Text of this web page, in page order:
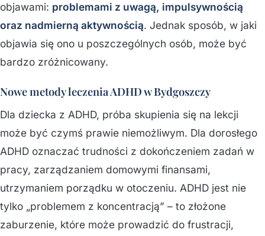
objawami: problemami z uwagą, impulsywnością
oraz nadmierną aktywnością. Jednak sposób, w jaki
objawia się ono u poszczególnych osób, może być
bardzo zróżnicowany.
Nowe metody leczenia ADHD w Bydgoszczy
Dla dziecka z ADHD, próba skupienia się na lekcji
może być czymś prawie niemożliwym. Dla dorosłego
ADHD oznaczać trudności z dokończeniem zadań w
pracy, zarządzaniem domowymi finansami,
utrzymaniem porządku w otoczeniu. ADHD jest nie
tylko „problemem z koncentracją” – to złożone
zaburzenie, które może prowadzić do frustracji,